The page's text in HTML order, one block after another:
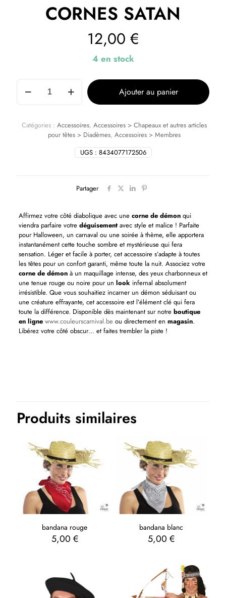
CORNES SATAN
12,00 €
4 en stock
Ajouter au panier
UGS : 8434077172506
Catégories : Accessoires, Accessoires > Chapeaux et autres articles
pour têtes > Diadèmes, Accessoires > Membres
Partager
Affirmez votre côté diabolique avec une corne de démonqui
viendra parfaire votre déguisementavec style et malice ! Parfaite
pour Halloween, un carnaval ou une soirée à thème, elle apportera
instantanément cette touche sombre et mystérieuse qui fera
sensation. Léger et facile à porter, cet accessoire s’adapte à toutes
les têtes pour un confort garanti, même toute la nuit. Associez votre
corne de démonà un maquillage intense, des yeux charbonneux et
une tenue rouge ou noire pour un lookinfernal absolument
irrésistible. Que vous souhaitiez incarner un démon séduisant ou
une créature effrayante, cet accessoire est l’élément clé qui fera
toute la différence. Disponible dès maintenant sur notre boutique
en ligne www.couleurscarnival.beou directement en magasin.
Libérez votre côté obscur… et faites trembler la piste !
Produits similaires
bandana rouge
5,00 €
bandana blanc
5,00 €